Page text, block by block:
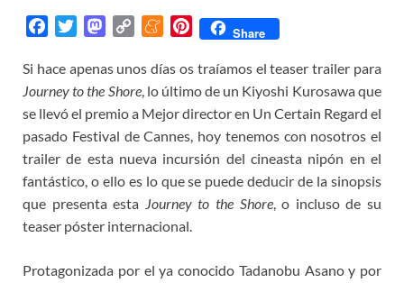
c
e
b
o
o
k
i
t
t
e
r
M
s
t
o
d
o
n
p
y
L
i
n
k
M
n
e
a
m
e
P
n
t
e
e
s
Share
Si hace apenas unos días os traíamos el teaser trailer para
Journey to the Shore, lo último de un Kiyoshi Kurosawa que
se llevó el premio a Mejor director en Un Certain Regard el
pasado Festival de Cannes, hoy tenemos con nosotros el
trailer de esta nueva incursión del cineasta nipón en el
fantástico, o ello es lo que se puede deducir de la sinopsis
que presenta esta Journey to the Shore, o incluso de su
teaser póster internacional.
Protagonizada por el ya conocido Tadanobu Asano y por